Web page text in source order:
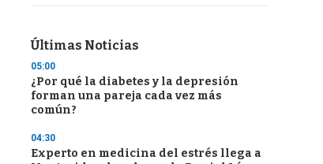
Últimas Noticias
05:00
¿Por qué la diabetes y la depresión
forman una pareja cada vez más
común?
04:30
Experto en medicina del estrés llega a